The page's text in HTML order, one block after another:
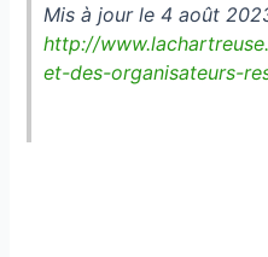
Mis à jour le 4 août
http://
et-des-organisateurs-